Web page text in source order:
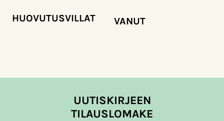
HUOVUTUSVILLAT VANUT
UUTISKIRJEEN
TILAUSLOMAKE